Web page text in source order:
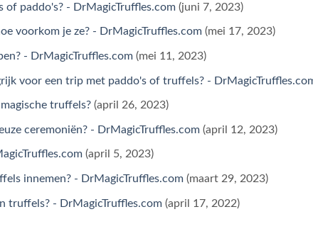
paddo's? - DrMagicTruffles.com (juni 7, 2023)
voorkom je ze? - DrMagicTruffles.com (mei 17, 2023)
- DrMagicTruffles.com (mei 11, 2023)
voor een trip met paddo's of truffels? -
truffels? (april 26, 2023)
ceremoniën? - DrMagicTruffles.com (april 12, 2023)
(april 5, 2023)
innemen? - DrMagicTruffles.com (maart 29, 2023)
truffels? - DrMagicTruffles.com (april 17, 2022)